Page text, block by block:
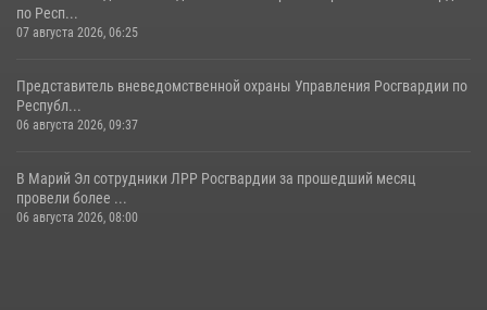
по Респ...
07 августа 2026, 06:25
Представитель вневедомственной охраны Управления Росгвардии по
Республ...
06 августа 2026, 09:37
В Марий Эл сотрудники ЛРР Росгвардии за прошедший месяц
провели более ...
06 августа 2026, 08:00